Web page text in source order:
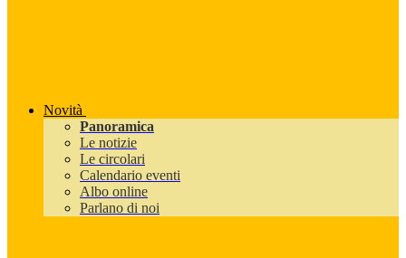
Novità
Panoramica
Le notizie
Le circolari
Calendario eventi
Albo online
Parlano di noi